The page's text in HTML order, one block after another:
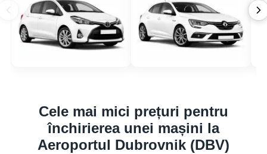
Cele mai mici prețuri pentru
închirierea unei mașini la
Aeroportul Dubrovnik (DBV)